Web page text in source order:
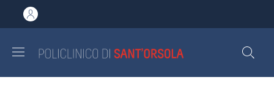
al contenuto principale
to footer content